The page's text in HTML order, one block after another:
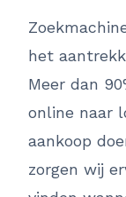
het
Meer dan
online naar
aankoop
zorgen wij